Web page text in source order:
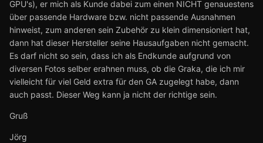
GPU's), er mich als Kunde dabei zum einen NICHT genauestens
über passende Hardware bzw. nicht passende Ausnahmen
hinweist, zum anderen sein Zubehör zu klein dimensioniert hat,
dann hat dieser Hersteller seine Hausaufgaben nicht gemacht.
Es darf nicht so sein, dass ich als Endkunde aufgrund von
diversen Fotos selber erahnen muss, ob die Graka, die ich mir
vielleicht für viel Geld extra für den GA zugelegt habe, dann
auch passt. Dieser Weg kann ja nicht der richtige sein.
Gruß
Jörg